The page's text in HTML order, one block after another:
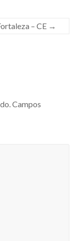
– CE →
Campos